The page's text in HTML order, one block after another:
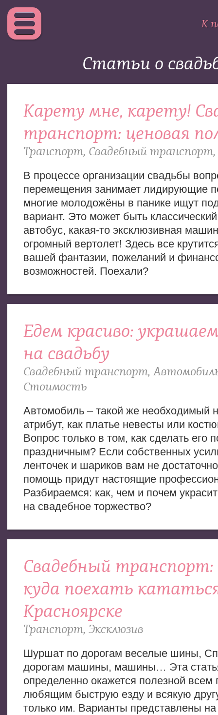
К
Статьи о
Карету мне, карету!
транспорт: ценовая
Транспорт, Свадебный транспорт,
В процессе организации свадьбы
перемещения занимает лидирующие
многие молодожёны в панике ищут
вариант. Это может быть
автобус, какая-то эксклюзивная
огромный вертолет! Здесь все
вашей фантазии, пожеланий и
возможностей. Поехали?
Едем красиво:
на свадьбу
Свадебный транспорт,
Стоимость
Автомобиль – такой же необходимый
атрибут, как платье невесты или
Вопрос только в том, как сделать его
праздничным? Если собственных
ленточек и шариков вам не
помощь придут настоящие
Разбираемся: как, чем и почем
на свадебное торжество?
Свадебный транспорт:
куда поехать
Красноярске
Транспорт, Эксклюзив
Шуршат по дорогам веселые шины,
дорогам машины, машины… Эта
определенно окажется полезной всем
любящим быструю езду и всякую
только им. Варианты представлены